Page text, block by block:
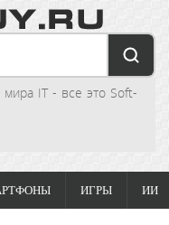
IT - все это Soft-
ИГРЫ ИИ